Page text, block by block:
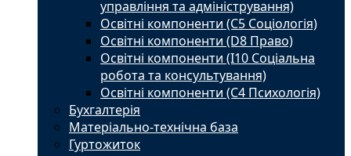
управління та адміністрування)
Освітні компоненти (С5 Соціологія)
Освітні компоненти (D8 Право)
Освітні компоненти (I10 Соціальна
робота та консультування)
Освітні компоненти (С4 Психологія)
Бухгалтерія
Матеріально-технічна база
Гуртожиток